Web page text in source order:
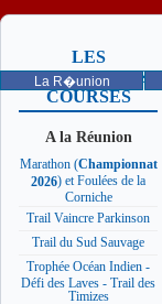
La R�union
LES
PROCHAINES
COURSES
A la Réunion
Marathon (Championnat
2026) et Foulées de la
Corniche
Trail Vaincre Parkinson
Trail du Sud Sauvage
Trophée Océan Indien -
Défi des Laves - Trail des
Timizes